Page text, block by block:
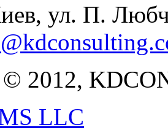
ул. П.
2012,
LLC